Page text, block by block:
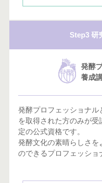
Step3 研
発酵
養成
発酵プロフェッショナ
を取得された方のみが
定の公式資格です。
発酵文化の素晴らしさを
のできるプロフェッショ